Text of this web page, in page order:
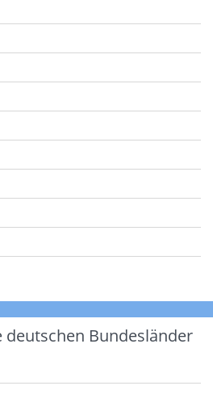
deutschen Bundesländer